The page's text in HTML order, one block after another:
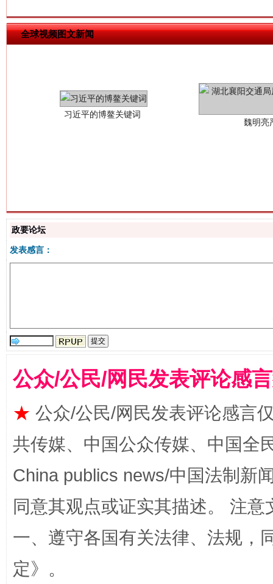
全球视频图文新闻
习近平的博鳌关键词
魏明亮
揭批美国五大"原罪"
解纷+调解+退费，一次搞定
政要论坛
发表感言：
公众/公民/网民发表评论感
★ 公众/公民/网民发表评论感言
共传媒、中国公众传媒、中国全
China publics news/中国法制新
同意其观点或证实其描述。 注
一、遵守各国有关法律、法规，
定》。